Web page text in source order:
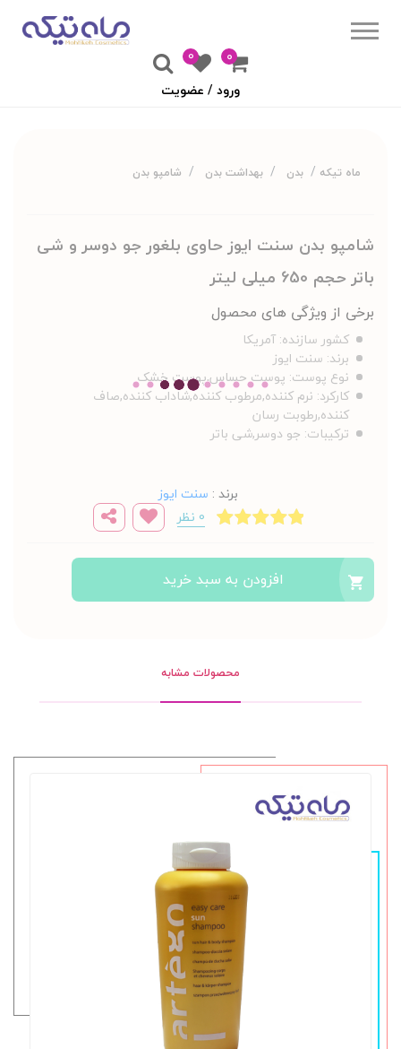
۰
0
ورود / عضویت
ماه تیکه بدن بهداشت بدن شامپو بدن
شامپو بدن سنت ایوز حاوی بلغور جو دوسر و شی
باتر حجم 650 میلی لیتر
برخی از ویژگی های محصول
کشور سازنده: آمریکا
برند: سنت ایوز
نوع پوست: پوست حساس,پوست خشک
کارکرد: نرم کننده,مرطوب کننده,شاداب کننده,صاف
کننده,رطوبت رسان
ترکیبات: جو دوسر,شی باتر
برند : سنت ایوز
0 نظر
افزودن به سبد خرید
محصولات مشابه